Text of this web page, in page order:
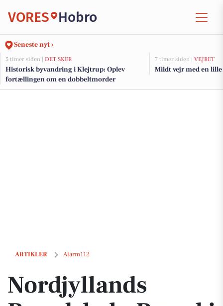
VORES Hobro
Seneste nyt ›
5 timer siden | DET SKER
Historisk byvandring i Klejtrup: Oplev
fortællingen om en dobbeltmorder
7 timer siden | VEJRET
Mildt vejr med en
ARTIKLER Alarm112
Nordjyllands Beredskab: Brand i bygning
Nordjyllands